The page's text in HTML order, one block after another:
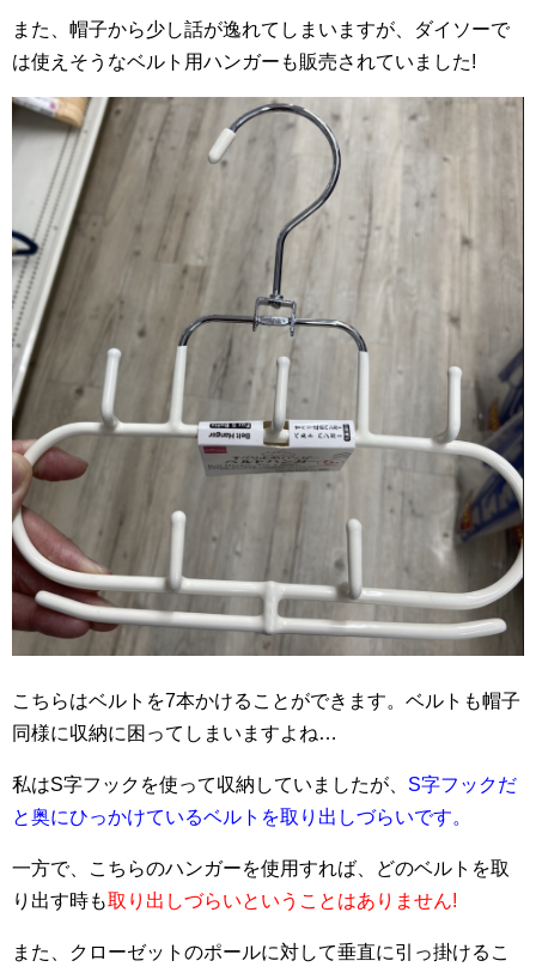
また、帽子から少し話が逸れてしまいますが、ダイソーで
は使えそうなベルト用ハンガーも販売されていました!
こちらはベルトを7本かけることができます。ベルトも帽子
同様に収納に困ってしまいますよね…
私はS字フックを使って収納していましたが、 S字フックだ
と奥にひっかけているベルトを取り出しづらいです。
一方で、こちらのハンガーを使用すれば、どのベルトを取
り出す時も取り出しづらいということはありません!
また、クローゼットのポールに対して垂直に引っ掛けるこ